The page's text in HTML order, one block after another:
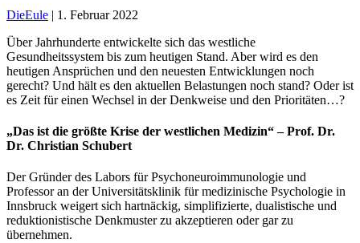
DieEule | 1. Februar 2022
Über Jahrhunderte entwickelte sich das westliche
Gesundheitssystem bis zum heutigen Stand. Aber wird es den
heutigen Ansprüchen und den neuesten Entwicklungen noch
gerecht? Und hält es den aktuellen Belastungen noch stand? Oder ist
es Zeit für einen Wechsel in der Denkweise und den Prioritäten…?
„Das ist die größte Krise der westlichen Medizin“ – Prof. Dr.
Dr. Christian Schubert
Der Gründer des Labors für Psychoneuroimmunologie und
Professor an der Universitätsklinik für medizinische Psychologie in
Innsbruck weigert sich hartnäckig, simplifizierte, dualistische und
reduktionistische Denkmuster zu akzeptieren oder gar zu
übernehmen.